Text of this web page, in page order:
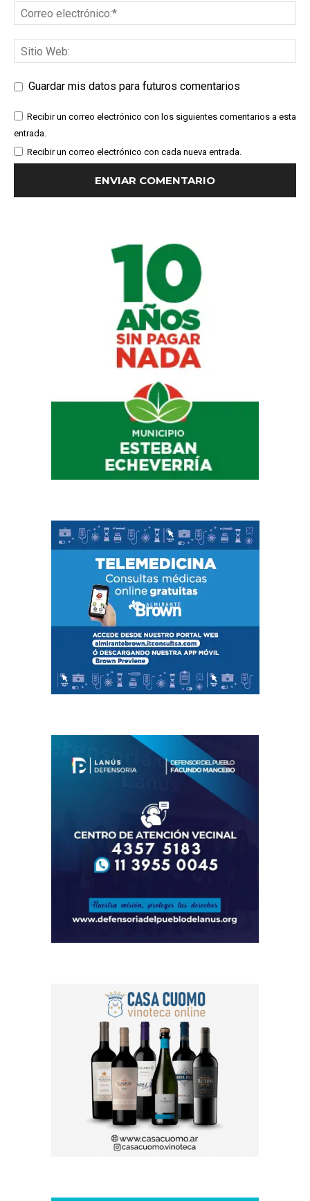
Guardar mis datos para futuros comentarios
Recibir un correo electrónico con los siguientes comentarios a esta
entrada.
Recibir un correo electrónico con cada nueva entrada.